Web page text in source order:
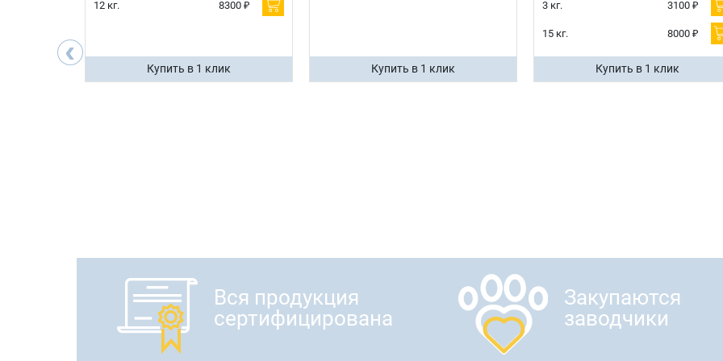
‹
12 кг. 8300 ₽
Купить в 1 клик Купить в 1 клик
3 кг. 3100 ₽
15 кг. 8000 ₽
Купить в 1 клик
Вся продукция
сертифицирована
Закупаются
заводчики